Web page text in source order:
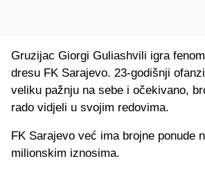
Gruzijac Giorgi Guliashvili igra
dresu FK Sarajevo. 23-godišnji
veliku pažnju na sebe i očekivano,
rado vidjeli u svojim redovima.
FK Sarajevo već ima brojne ponude
milionskim iznosima.